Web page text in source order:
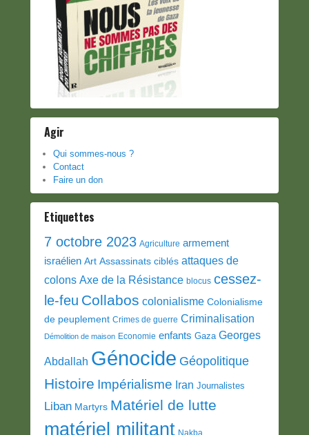
Agir
Qui sommes-nous ?
Contact
Faire un don
Etiquettes
7 octobre 2023 Agriculture armement
israélien Art Assassinats ciblés attaques de
colons Axe de la Résistance blocus cessez-
le-feu Collabos colonialisme Colonialisme
de peuplement Crimes de guerre Criminalisation
Démolition de maison Economie enfants Gaza Georges
Abdallah Génocide Géopolitique
Histoire Impérialisme Iran Journalistes
Liban Martyrs Matériel de lutte
matériel militant Nakba